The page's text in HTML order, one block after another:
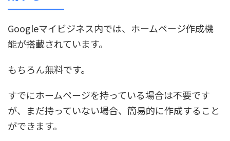
Googleマイビジネス内では、ホームページ作成機
能が搭載されています。
もちろん無料です。
すでにホームページを持っている場合は不要です
が、まだ持っていない場合、簡易的に作成すること
ができます。